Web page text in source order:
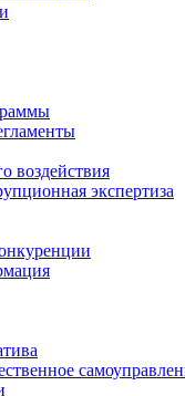
воздействия
экспертиза